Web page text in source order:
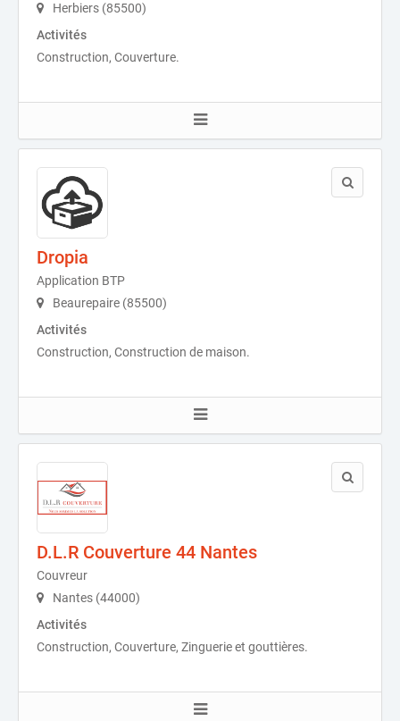
Herbiers (85500)
Activités
Construction, Couverture.
Dropia
Application BTP
Beaurepaire (85500)
Activités
Construction, Construction de maison.
D.L.R Couverture 44 Nantes
Couvreur
Nantes (44000)
Activités
Construction, Couverture, Zinguerie et gouttières.